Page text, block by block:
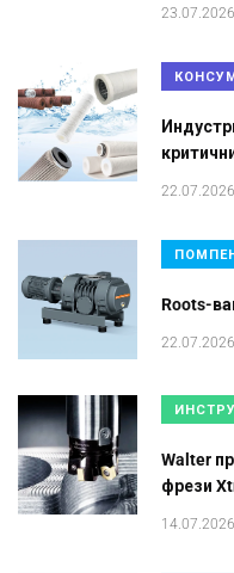
23.07.2026
22.07.2026
Roots-
22.07.2026
Walter
фрези
14.07.2026